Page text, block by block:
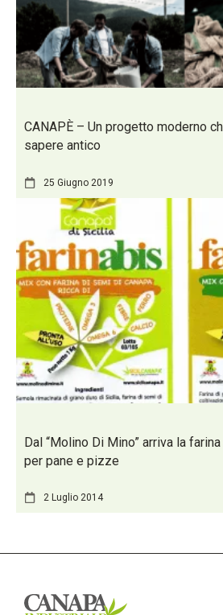
CANAPÈ – Un progetto moderno
sapere antico
25 Giugno 2019
Dal “Molino Di Mino” arriva la
per pane e pizze
2 Luglio 2014